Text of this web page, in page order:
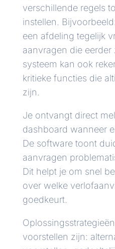
verschillende regels
instellen.
een afdeling tegelijk
aanvragen die
systeem kan ook
kritieke functies die
zijn.
Je ontvangt direct
dashboard wanneer
De software toont
aanvragen
Dit helpt je om snel
over welke
goedkeurt.
voorstellen zijn: